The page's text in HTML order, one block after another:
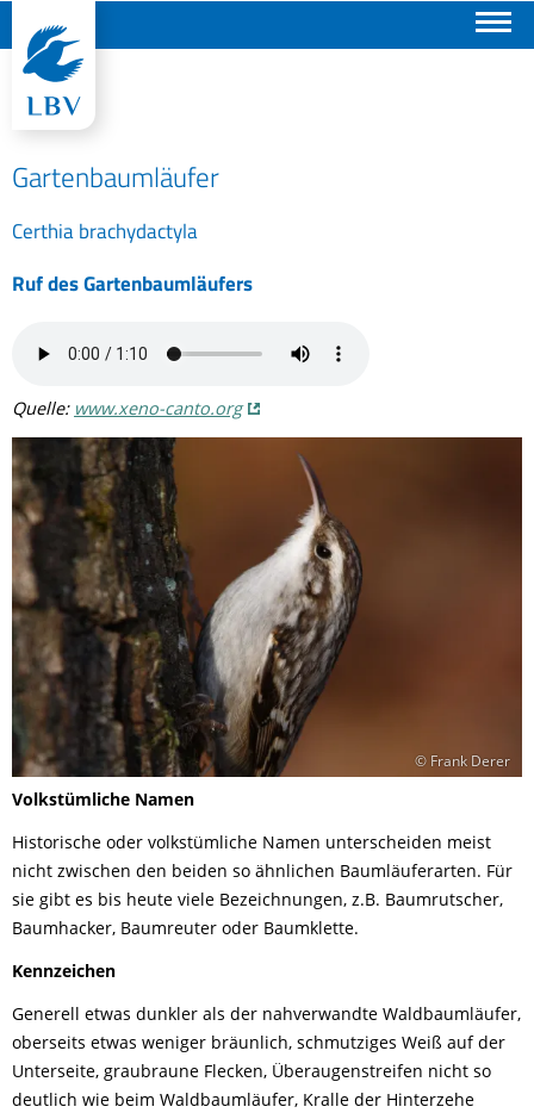
Gartenbaumläufer
Certhia brachydactyla
Ruf des Gartenbaumläufers
Quelle: www.xeno-canto.org
© Frank Derer
Volkstümliche Namen
Historische oder volkstümliche Namen unterscheiden meist
nicht zwischen den beiden so ähnlichen Baumläuferarten. Für
sie gibt es bis heute viele Bezeichnungen, z.B. Baumrutscher,
Baumhacker, Baumreuter oder Baumklette.
Kennzeichen
Generell etwas dunkler als der nahverwandte Waldbaumläufer,
oberseits etwas weniger bräunlich, schmutziges Weiß auf der
Unterseite, graubraune Flecken, Überaugenstreifen nicht so
deutlich wie beim Waldbaumläufer, Kralle der Hinterzehe